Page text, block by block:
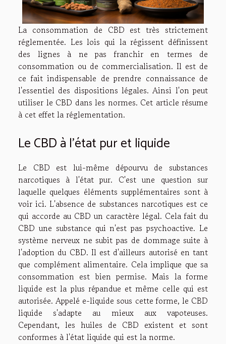
La consommation de CBD est très strictement
réglementée. Les lois qui la régissent définissent
des lignes à ne pas franchir en termes de
consommation ou de commercialisation. Il est de
ce fait indispensable de prendre connaissance de
l'essentiel des dispositions légales. Ainsi l'on peut
utiliser le CBD dans les normes. Cet article résume
à cet effet la réglementation.
Le CBD à l'état pur et liquide
Le CBD est lui-même dépourvu de substances
narcotiques à l'état pur. C'est une question sur
laquelle quelques éléments supplémentaires sont à
voir ici. L'absence de substances narcotiques est ce
qui accorde au CBD un caractère légal. Cela fait du
CBD une substance qui n'est pas psychoactive. Le
système nerveux ne subit pas de dommage suite à
l'adoption du CBD. Il est d'ailleurs autorisé en tant
que complément alimentaire. Cela implique que sa
consommation est bien permise. Mais la forme
liquide est la plus répandue et même celle qui est
autorisée. Appelé e-liquide sous cette forme, le CBD
liquide s'adapte au mieux aux vapoteuses.
Cependant, les huiles de CBD existent et sont
conformes à l'état liquide qui est la norme.